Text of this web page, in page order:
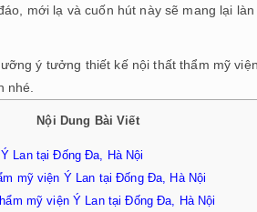
mới lạ và cuốn hút này sẽ mang lại
ý tưởng thiết kế nội thất thẩm mỹ
nhé.
Nội Dung Bài Viết
Lan tại Đống Đa, Hà Nội
mỹ viện Ý Lan tại Đống Đa, Hà Nội
mỹ viện Ý Lan tại Đống Đa, Hà Nội